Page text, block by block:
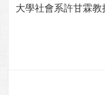
大學社會系許甘霖